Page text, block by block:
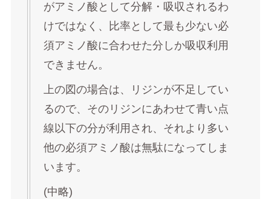
がアミノ酸として分解・吸収されるわ
けではなく、比率として最も少ない必
須アミノ酸に合わせた分しか吸収利用
できません。
上の図の場合は、リジンが不足してい
るので、そのリジンにあわせて青い点
線以下の分が利用され、それより多い
他の必須アミノ酸は無駄になってしま
います。
(中略)